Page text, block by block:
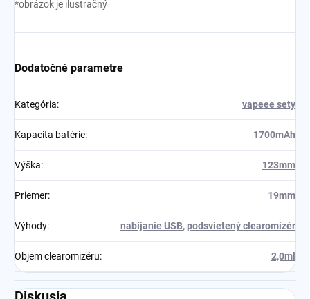
*obrázok je ilustračný
Dodatočné parametre
Kategória: vapeee sety
Kapacita batérie: 1700mAh
Výška: 123mm
Priemer: 19mm
Výhody: nabíjanie USB,podsvietený clearomizér
Objem clearomizéru: 2,0ml